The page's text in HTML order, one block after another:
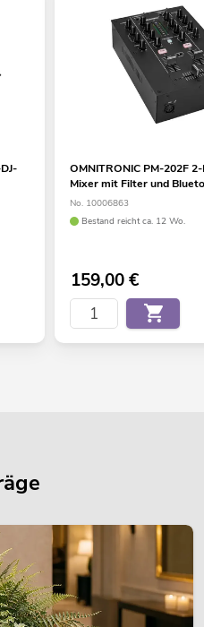
OMNITRONIC PM-202F
Mixer mit Filter und
No. 10006863
Bestand reicht ca. 12 Wo.
159,00€